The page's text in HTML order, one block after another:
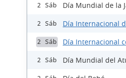
2 Sáb Día Mundial de la
2 Sáb Día Internacional
2 Sáb Día Internacional
2 Sáb Día Mundial del